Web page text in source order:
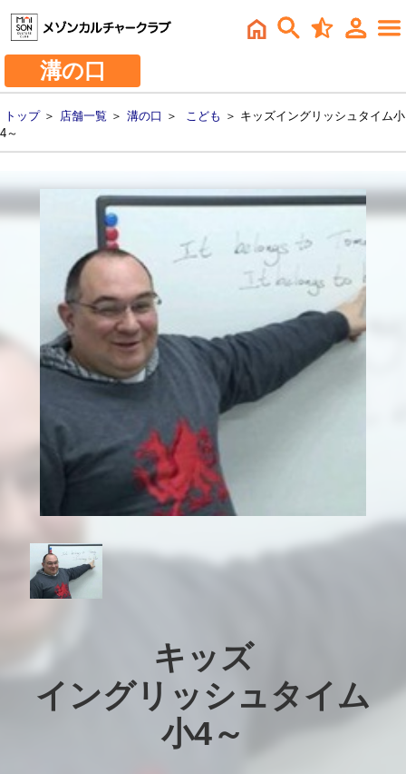
溝の口
トップ＞ 店舗一覧 ＞ 溝の口 ＞ こども ＞ キッズイングリッシュタイム小
4～
キッズ
イングリッシュタイム
小4～